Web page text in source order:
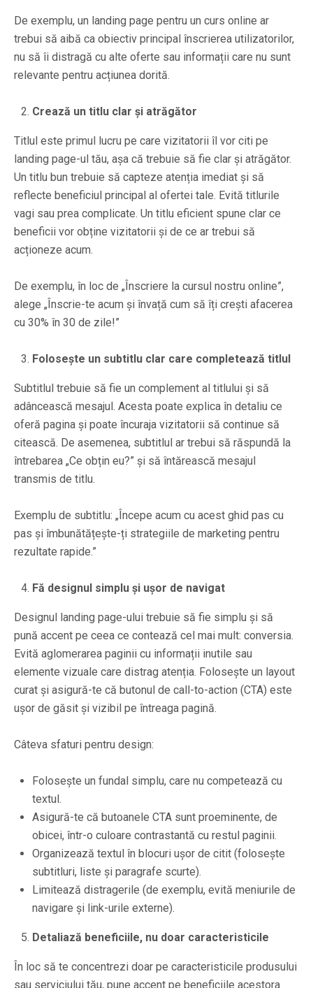
De exemplu, un landing page pentru un curs online ar
trebui să aibă ca obiectiv principal înscrierea utilizatorilor,
nu să îi distragă cu alte oferte sau informații care nu sunt
relevante pentru acțiunea dorită.
Crează un titlu clar și atrăgător
Titlul este primul lucru pe care vizitatorii îl vor citi pe
landing page-ul tău, așa că trebuie să fie clar și atrăgător.
Un titlu bun trebuie să capteze atenția imediat și să
reflecte beneficiul principal al ofertei tale. Evită titlurile
vagi sau prea complicate. Un titlu eficient spune clar ce
beneficii vor obține vizitatorii și de ce ar trebui să
acționeze acum.
De exemplu, în loc de „Înscriere la cursul nostru online”,
alege „Înscrie-te acum și învață cum să îți crești afacerea
cu 30% în 30 de zile!”
Folosește un subtitlu clar care completează titlul
Subtitlul trebuie să fie un complement al titlului și să
adâncească mesajul. Acesta poate explica în detaliu ce
oferă pagina și poate încuraja vizitatorii să continue să
citească. De asemenea, subtitlul ar trebui să răspundă la
întrebarea „Ce obțin eu?” și să întărească mesajul
transmis de titlu.
Exemplu de subtitlu: „Începe acum cu acest ghid pas cu
pas și îmbunătățește-ți strategiile de marketing pentru
rezultate rapide.”
Fă designul simplu și ușor de navigat
Designul landing page-ului trebuie să fie simplu și să
pună accent pe ceea ce contează cel mai mult: conversia.
Evită aglomerarea paginii cu informații inutile sau
elemente vizuale care distrag atenția. Folosește un layout
curat și asigură-te că butonul de call-to-action (CTA) este
ușor de găsit și vizibil pe întreaga pagină.
Câteva sfaturi pentru design:
Folosește un fundal simplu, care nu competează cu
textul.
Asigură-te că butoanele CTA sunt proeminente, de
obicei, într-o culoare contrastantă cu restul paginii.
Organizează textul în blocuri ușor de citit (folosește
subtitluri, liste și paragrafe scurte).
Limitează distragerile (de exemplu, evită meniurile de
navigare și link-urile externe).
Detaliază beneficiile, nu doar caracteristicile
În loc să te concentrezi doar pe caracteristicile produsului
sau serviciului tău, pune accent pe beneficiile acestora.